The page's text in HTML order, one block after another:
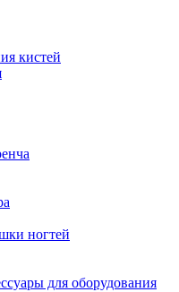
кистей
ногтей
для оборудования